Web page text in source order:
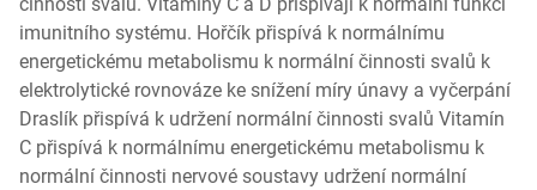
činnosti svalů. Vitamíny C a D přispívají k normální funkci
imunitního systému. Hořčík přispívá k normálnímu
energetickému metabolismu k normální činnosti svalů k
elektrolytické rovnováze ke snížení míry únavy a vyčerpání
Draslík přispívá k udržení normální činnosti svalů Vitamín
C přispívá k normálnímu energetickému metabolismu k
normální činnosti nervové soustavy udržení normální